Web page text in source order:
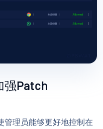
强Patch
管理员能够更好地控制在